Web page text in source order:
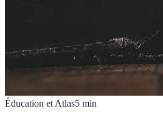
Éducation et Atlas5 min